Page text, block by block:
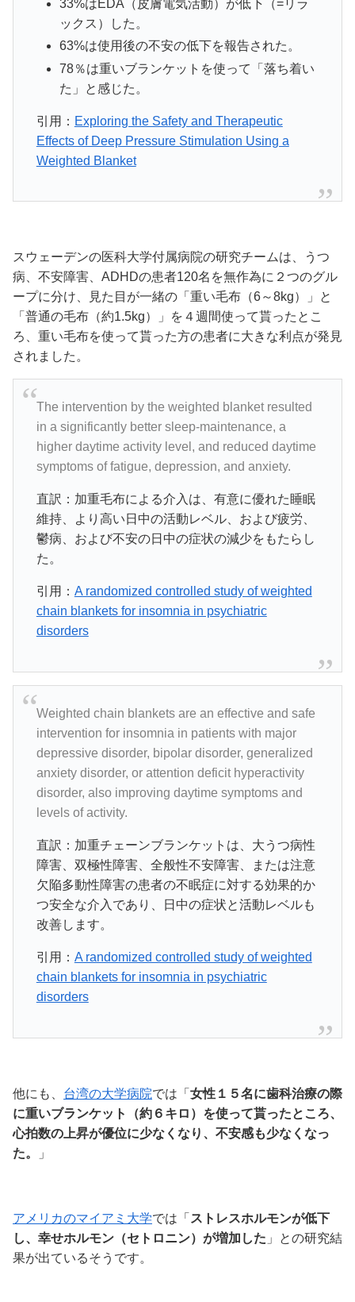
33%はEDA（皮膚電気活動）が低下（=リラ
ックス）した。
63%は使用後の不安の低下を報告された。
78％は重いブランケットを使って
「落ち着い
た」と感じた。
引用： Exploring the Safety and Therapeutic
Effects of Deep Pressure Stimulation Using a
Weighted Blanket
スウェーデンの医科大学付属病院の研究チームは、うつ
病、不安障害、ADHDの患者120名を無作為に２つのグル
ープに分け、見た目が一緒の「重い毛布（6～8kg）」と
「普通の毛布（約1.5kg）」を４週間使って貰ったとこ
ろ、重い毛布を使って貰った方の患者に大きな利点が発見
されました。
The intervention by the weighted blanket resulted
in a significantly better sleep-maintenance, a
higher daytime activity level, and reduced daytime
symptoms of fatigue, depression, and anxiety.
直訳： 加重毛布による介入は、有意に優れた睡眠
維持、より高い日中の活動レベル、および疲労、
鬱病、および不安の日中の症状の減少をもたらし
た。
引用： A randomized controlled study of weighted
chain blankets for insomnia in psychiatric
disorders
Weighted chain blankets are an effective and safe
intervention for insomnia in patients with major
depressive disorder, bipolar disorder, generalized
anxiety disorder, or attention deficit hyperactivity
disorder, also improving daytime symptoms and
levels of activity.
直訳：加重チェーンブランケットは、大うつ病性
障害、双極性障害、全般性不安障害、または注意
欠陥多動性障害の患者の不眠症に対する効果的か
つ安全な介入であり、日中の症状と活動レベルも
改善します。
引用： A randomized controlled study of weighted
chain blankets for insomnia in psychiatric
disorders
他にも、 台湾の大学病院では「 女性１５名に歯科治療の際
に重いブランケット（約６キロ）を使って貰ったところ、
心拍数の上昇が優位に少なくなり、不安感も少なくなっ
た。
」
アメリカのマイアミ大学では「 ストレスホルモンが低下
し、幸せホルモン（セトロニン）が増加した 」との研究結
果が出ているそうです。